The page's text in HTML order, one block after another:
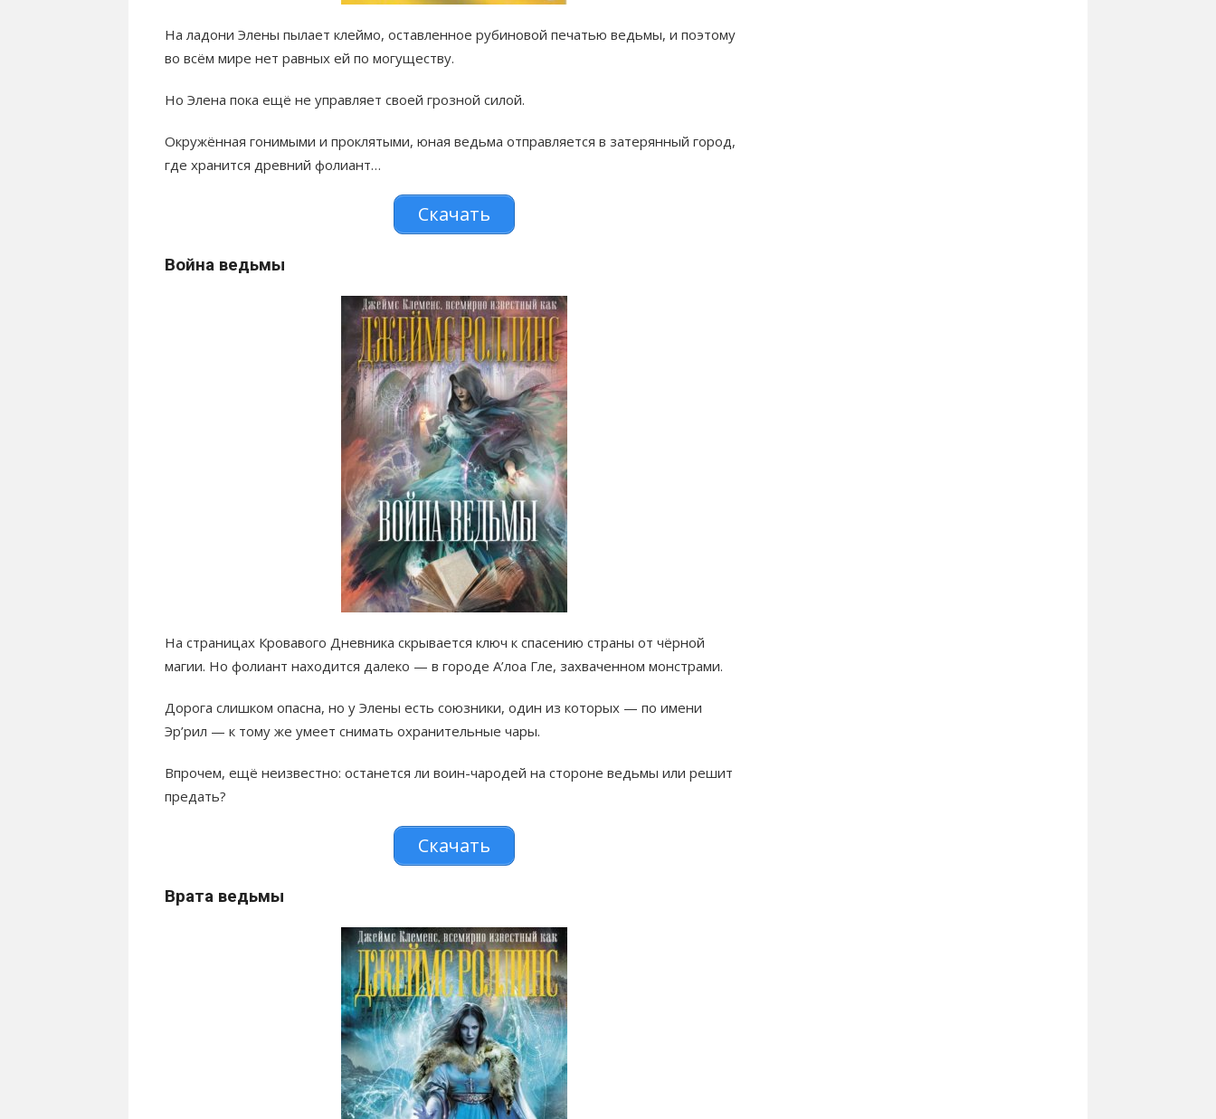
На ладони Элены пылает клеймо, оставленное рубиновой печатью ведьмы, и поэтому
во всём мире нет равных ей по могуществу.
Но Элена пока ещё не управляет своей грозной силой.
Окружённая гонимыми и проклятыми, юная ведьма отправляется в затерянный город,
где хранится древний фолиант…
Скачать
Война ведьмы
На страницах Кровавого Дневника скрывается ключ к спасению страны от чёрной
магии. Но фолиант находится далеко — в городе А’лоа Гле, захваченном монстрами.
Дорога слишком опасна, но у Элены есть союзники, один из которых — по имени
Эр’рил — к тому же умеет снимать охранительные чары.
Впрочем, ещё неизвестно: останется ли воин-чародей на стороне ведьмы или решит
предать?
Скачать
Врата ведьмы